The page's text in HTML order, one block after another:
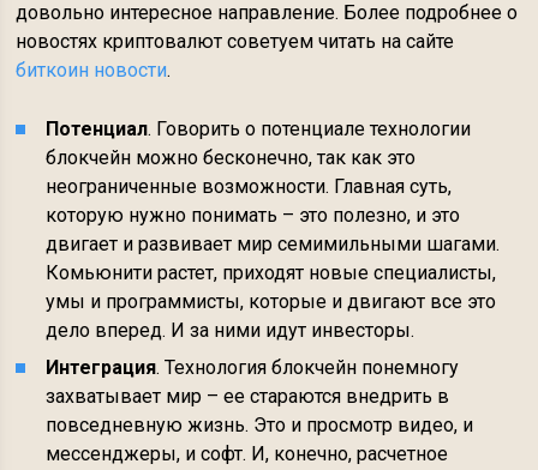
довольно интересное направление. Более подробнее о
новостях криптовалют советуем читать на сайте
биткоин новости.
Потенциал. Говорить о потенциале технологии
блокчейн можно бесконечно, так как это
неограниченные возможности. Главная суть,
которую нужно понимать – это полезно, и это
двигает и развивает мир семимильными шагами.
Комьюнити растет, приходят новые специалисты,
умы и программисты, которые и двигают все это
дело вперед. И за ними идут инвесторы.
Интеграция. Технология блокчейн понемногу
захватывает мир – ее стараются внедрить в
повседневную жизнь. Это и просмотр видео, и
мессенджеры, и софт. И, конечно, расчетное